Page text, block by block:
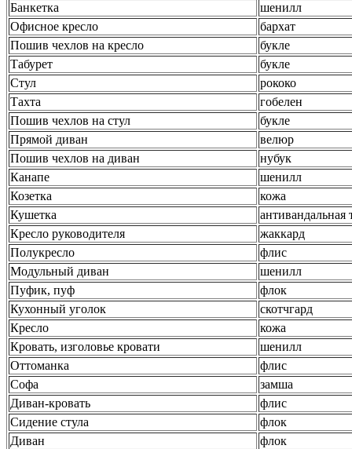
Банкетка
шенилл
Офисное кресло
бархат
Пошив чехлов на кресло
букле
Табурет
букле
Стул
рококо
Тахта
гобелен
Пошив чехлов на стул
букле
Прямой диван
велюр
Пошив чехлов на диван
нубук
Канапе
шенилл
Козетка
кожа
Кушетка
антивандальная
Кресло руководителя
жаккард
Полукресло
флис
Модульный диван
шенилл
Пуфик, пуф
флок
Кухонный уголок
скотчгард
Кресло
кожа
Кровать, изголовье кровати
шенилл
Оттоманка
флис
Софа
замша
Диван-кровать
флис
Сидение стула
флок
Диван
флок